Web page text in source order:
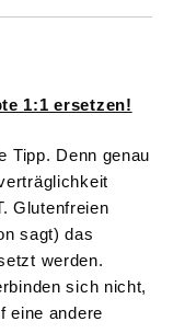
1:1 ersetzen!
Tipp. Denn genau
Glutenfreien
sagt) das
werden.
sich nicht,
eine andere